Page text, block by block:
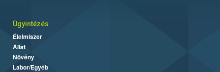
Ügyintézés
Élelmiszer
Állat
Növény
Labor/Egyéb